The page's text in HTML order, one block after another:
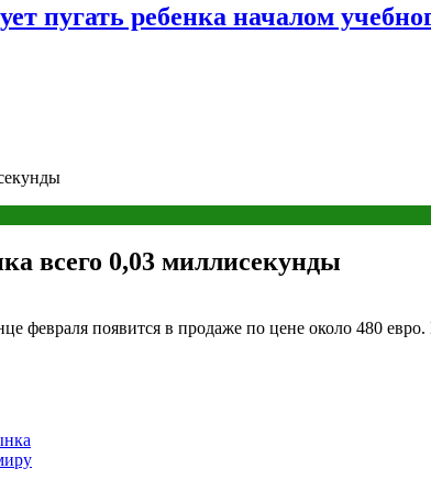
пугать ребенка началом
всего 0,03 миллисекунды
февраля появится в продаже по цене около 480